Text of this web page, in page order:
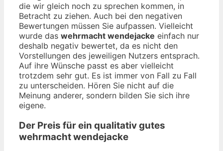
die wir gleich noch zu sprechen kommen, in
Betracht zu ziehen. Auch bei den negativen
Bewertungen müssen Sie aufpassen. Vielleicht
wurde das wehrmacht wendejacke einfach nur
deshalb negativ bewertet, da es nicht den
Vorstellungen des jeweiligen Nutzers entsprach.
Auf ihre Wünsche passt es aber vielleicht
trotzdem sehr gut. Es ist immer von Fall zu Fall
zu unterscheiden. Hören Sie nicht auf die
Meinung anderer, sondern bilden Sie sich ihre
eigene.
Der Preis für ein qualitativ gutes
wehrmacht wendejacke